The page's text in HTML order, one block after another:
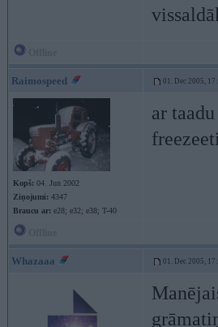
Raimospeed 01. Dec 2005,
Kopš: 04. Jun 2002
Ziņojumi: 4347
Braucu ar: e28; e32; e38; T-40
ar
Whazaaa 01. Dec 2005,